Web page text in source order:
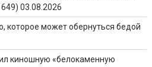
03.08.2026
которое может обернуться бедой
киношную «белокаменную